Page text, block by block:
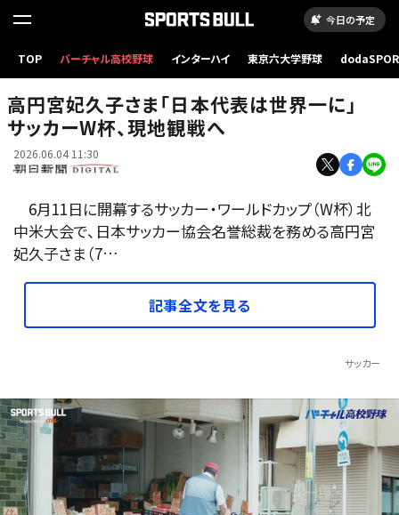
今日の予定
TOP バーチャル高校野球 インターハイ 東京六大学野球
サッカーボールを手にする高円宮妃久子さま=2026年5月28日、東京都港区、関田航撮影
高円宮妃久子さま「日本代表は世界一に」
サッカーW杯、現地観戦へ
2026.06.04 11:30
6月11日に開幕するサッカー・ワールドカップ（W杯）北
中米大会で、日本サッカー協会名誉総裁を務める高円宮
妃久子さま（7…
記事全文を見る
サッカー